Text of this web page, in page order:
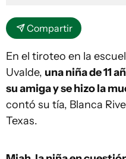
Compartir
En el tiroteo en la
Uvalde, una niña de 11
su amiga y se hizo la
contó su tía, Blanca
Texas.